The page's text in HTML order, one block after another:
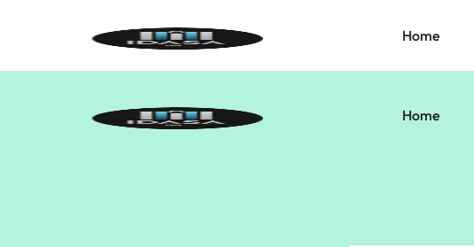
Home
Home